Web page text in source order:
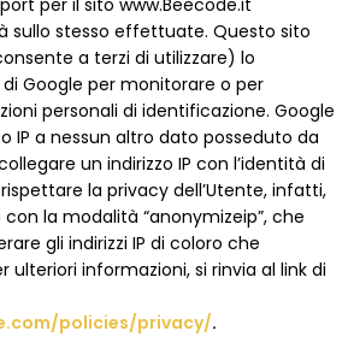
per il sito www.Beecode.it
sullo stesso effettuate. Questo sito
a terzi di utilizzare) lo
Google per monitorare o per
personali di identificazione. Google
IP a nessun altro dato posseduto da
un indirizzo IP con l’identità di
la privacy dell’Utente, infatti,
la modalità “anonymizeip”, che
gli indirizzi IP di coloro che
ulteriori informazioni, si rinvia al link di
policies/privacy/.